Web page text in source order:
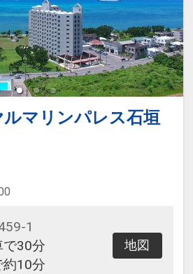
マリンパレス石垣
1
30分
10分
地図